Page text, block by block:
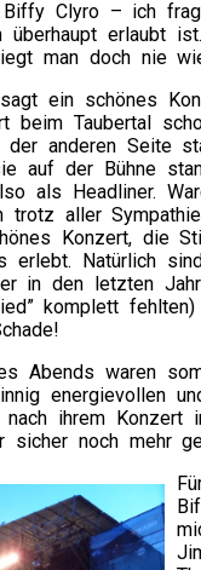
Clyro – ich
überhaupt erlaubt ist.
man doch nie
ein schönes
beim Taubertal
anderen Seite
auf der Bühne
als Headliner.
trotz aller
Konzert, die
erlebt. Natürlich
in den letzten
komplett
Abends waren
energievollen
ihrem Konzert
noch mehr